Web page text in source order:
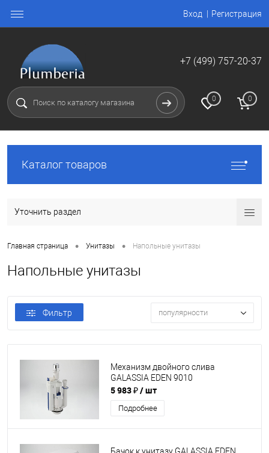
Вход Регистрация
+7 (499) 757-20-37
0 0
Каталог товаров
Уточнить раздел
Главная страница • Унитазы • Напольные унитазы
Напольные унитазы
Фильтр популярности
Механизм двойного слива
GALASSIA EDEN 9010
5 983 ₽/ шт
Подробнее